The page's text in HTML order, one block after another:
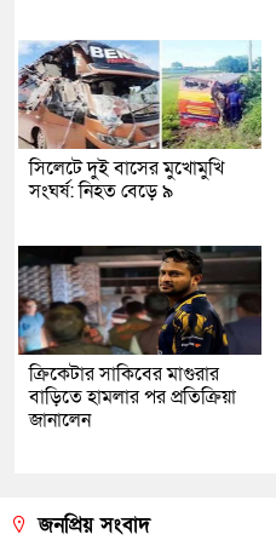
সিলেটে দুই বাসের মুখোমুখি
সংঘর্ষ: নিহত বেড়ে ৯
ক্রিকেটার সাকিবের মাগুরার
বাড়িতে হামলার পর প্রতিক্রিয়া
জানালেন
জনপ্রিয় সংবাদ